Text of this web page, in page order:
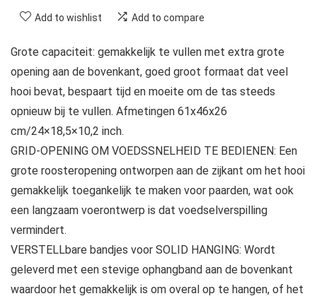
Add to wishlist Add to compare
Grote capaciteit: gemakkelijk te vullen met extra grote
opening aan de bovenkant, goed groot formaat dat veel
hooi bevat, bespaart tijd en moeite om de tas steeds
opnieuw bij te vullen. Afmetingen 61x46x26
cm/24×18,5×10,2 inch.
GRID-OPENING OM VOEDSSNELHEID TE BEDIENEN: Een
grote roosteropening ontworpen aan de zijkant om het hooi
gemakkelijk toegankelijk te maken voor paarden, wat ook
een langzaam voerontwerp is dat voedselverspilling
vermindert.
VERSTELLbare bandjes voor SOLID HANGING: Wordt
geleverd met een stevige ophangband aan de bovenkant
waardoor het gemakkelijk is om overal op te hangen, of het